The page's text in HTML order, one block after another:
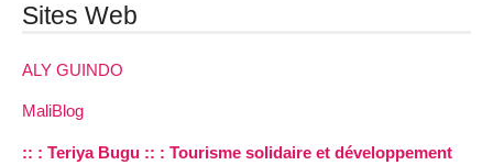
Sites Web
ALY GUINDO
MaliBlog
:: : Teriya Bugu :: : Tourisme solidaire et développement